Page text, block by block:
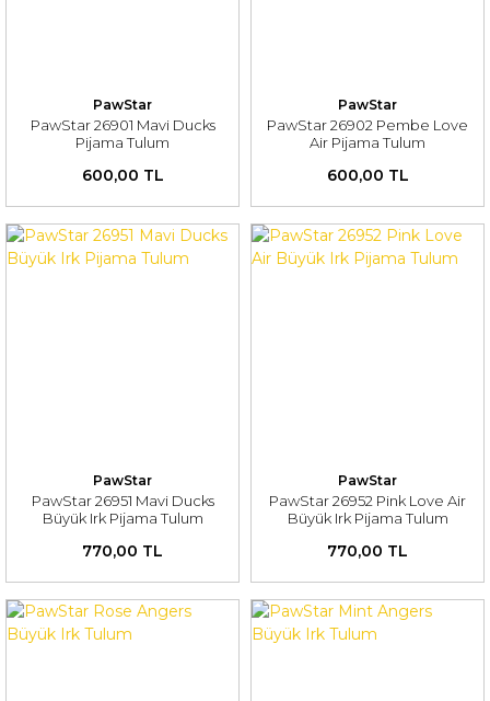
PawStar
PawStar 26901 Mavi Ducks
Pijama Tulum
600,00 TL
PawStar
PawStar 26902 Pembe Love
Air Pijama Tulum
600,00 TL
PawStar
PawStar 26951 Mavi Ducks
Büyük Irk Pijama Tulum
770,00 TL
PawStar
PawStar 26952 Pink Love Air
Büyük Irk Pijama Tulum
770,00 TL